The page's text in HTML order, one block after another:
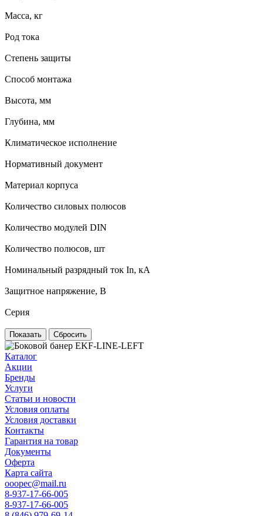
Масса, кг
Род тока
Степень защиты
Способ монтажа
Высота, мм
Глубина, мм
Климатическое исполнение
Нормативный документ
Материал корпуса
Количество силовых полюсов
Количество модулей DIN
Количество полюсов, шт
Номинальный разрядный ток In, кА
Защитное напряжение, В
Серия
Сбросить
Каталог
Акции
Бренды
Услуги
Статьи и новости
Условия оплаты
Условия доставки
Контакты
Гарантия на товар
Документы
Оферта
Карта сайта
ooopec@mail.ru
8-937-17-66-005
8-937-17-66-005